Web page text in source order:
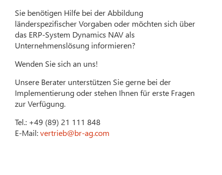
Sie benötigen Hilfe bei der Abbildung
länderspezifischer Vorgaben oder möchten sich über
das ERP-System Dynamics NAV als
Unternehmenslösung informieren?
Wenden Sie sich an uns!
Unsere Berater unterstützen Sie gerne bei der
Implementierung oder stehen Ihnen für erste Fragen
zur Verfügung.
Tel.: +49 (89) 21 111 848
E-Mail:vertrieb@br-ag.com